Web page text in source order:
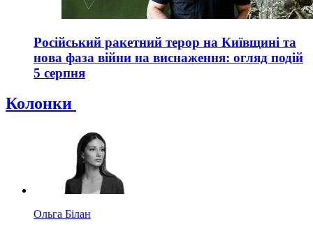
Російський ракетний терор на Київщині та
нова фаза війни на виснаження: огляд подій
5 серпня
Колонки
Ольга Білан